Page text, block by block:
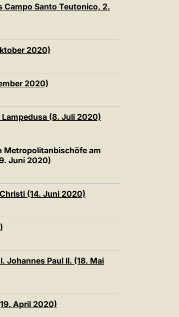
Campo Santo Teutonico, 2.
2020)
2020)
(8. Juli 2020)
Metropolitanbischöfe am
Juni 2020)
(14. Juni 2020)
Johannes Paul II. (18. Mai
April 2020)